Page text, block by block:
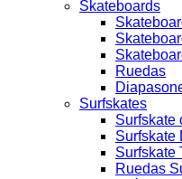
Skateboards
Ruedas
Surfskates
Surfskate
Surfskate
Surfskate
Ruedas